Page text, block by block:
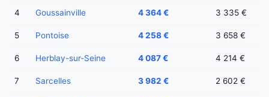
4 Goussainville 4 364 € 3 335 €
5 Pontoise 4 258 € 3 658 €
6 Herblay-sur-Seine 4 087 € 4 214 €
7 Sarcelles 3 982 € 2 602 €